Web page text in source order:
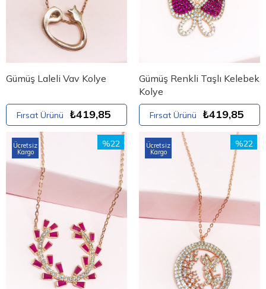
Gümüş Laleli Vav Kolye
Fırsat Ürünü ₺419,85
Gümüş Renkli Taşlı Kelebek
Kolye
Fırsat Ürünü ₺419,85
%22
Ücretsiz
Kargo
%22
Ücretsiz
Kargo